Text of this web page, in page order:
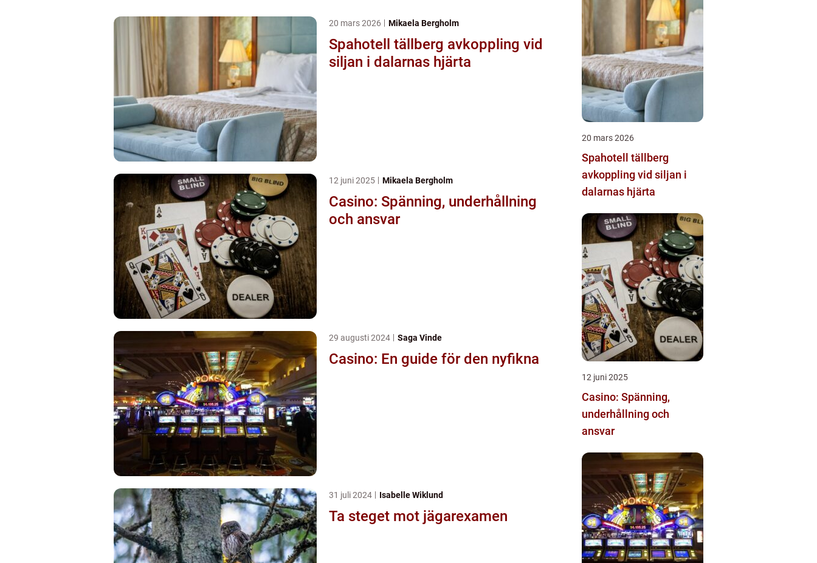
20 mars 2026 Mikaela Bergholm
Spahotell tällberg avkoppling vid
siljan i dalarnas hjärta
12 juni 2025 Mikaela Bergholm
Casino: Spänning, underhållning
och ansvar
29 augusti 2024 Saga Vinde
Casino: En guide för den nyfikna
31 juli 2024 Isabelle Wiklund
Ta steget mot jägarexamen
20 mars 2026
Spahotell tällberg
avkoppling vid siljan i
dalarnas hjärta
12 juni 2025
Casino: Spänning,
underhållning och
ansvar